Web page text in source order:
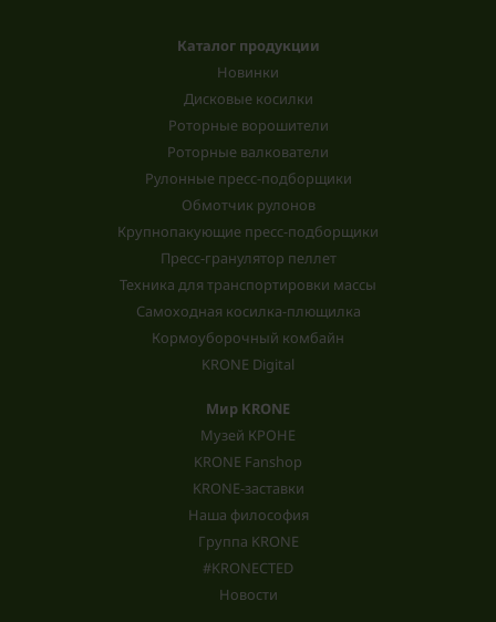
Каталог продукции
Новинки
Дисковые косилки
Роторные ворошители
Роторные валкователи
Рулонные пресс-подборщики
Обмотчик рулонов
Крупнопакующие пресс-подборщики
Пресс-гранулятор пеллет
Техника для транспортировки массы
Самоходная косилка-плющилка
Кормоуборочный комбайн
KRONE Digital
Мир KRONE
Музей КРОНЕ
KRONE Fanshop
KRONE-заставки
Наша философия
Группа KRONE
#KRONECTED
Новости